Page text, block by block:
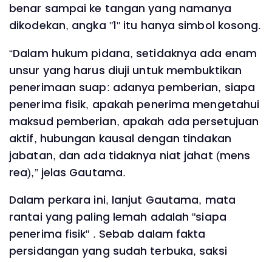
benar sampai ke tangan yang namanya
dikodekan, angka "1" itu hanya simbol kosong.
“Dalam hukum pidana, setidaknya ada enam
unsur yang harus diuji untuk membuktikan
penerimaan suap: adanya pemberian, siapa
penerima fisik, apakah penerima mengetahui
maksud pemberian, apakah ada persetujuan
aktif, hubungan kausal dengan tindakan
jabatan, dan ada tidaknya niat jahat (mens
rea),” jelas Gautama.
Dalam perkara ini, lanjut Gautama, mata
rantai yang paling lemah adalah "siapa
penerima fisik" . Sebab dalam fakta
persidangan yang sudah terbuka, saksi